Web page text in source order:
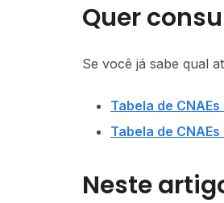
Quer
Se você já sabe qual
Tabela de CNAEs
Tabela de
Neste